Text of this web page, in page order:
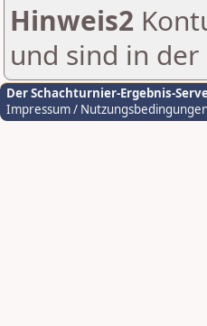
Hinweis2
und sind in
Der Schachturnier-Ergebnis-
Impressum /